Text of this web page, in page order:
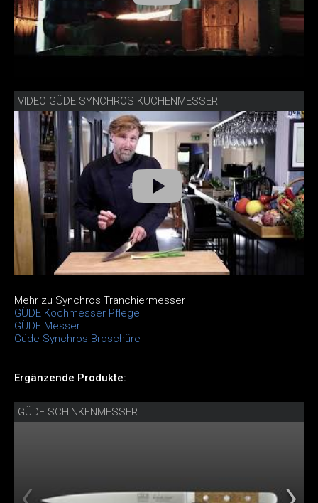
VIDEO GÜDE SYNCHROS KÜCHENMESSER
Mehr zu Synchros Tranchiermesser
GÜDE Kochmesser Pflege
GÜDE Messer
Güde Synchros Broschüre
Ergänzende Produkte:
GÜDE SCHINKENMESSER